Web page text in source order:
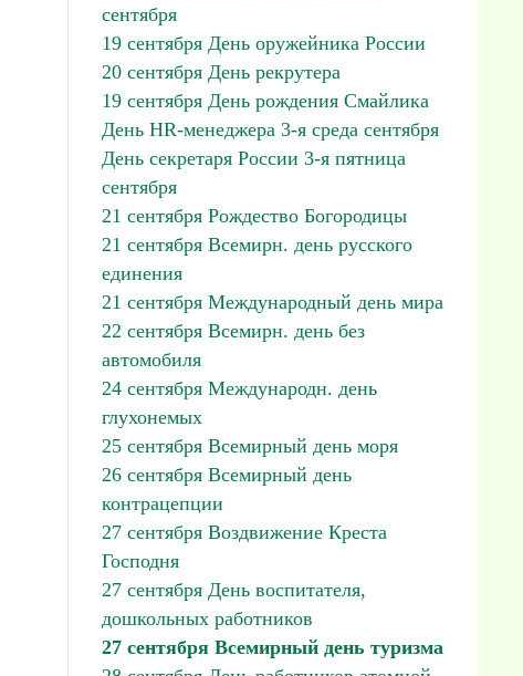
сентября
19 сентября День оружейника России
20 сентября День рекрутера
19 сентября День рождения Смайлика
День HR-менеджера 3-я среда сентября
День секретаря России 3-я пятница
сентября
21 сентября Рождество Богородицы
21 сентября Всемирн. день русского
единения
21 сентября Международный день мира
22 сентября Всемирн. день без
автомобиля
24 сентября Международн. день
глухонемых
25 сентября Всемирный день моря
26 сентября Всемирный день
контрацепции
27 сентября Воздвижение Креста
Господня
27 сентября День воспитателя,
дошкольных работников
27 сентября Всемирный день туризма